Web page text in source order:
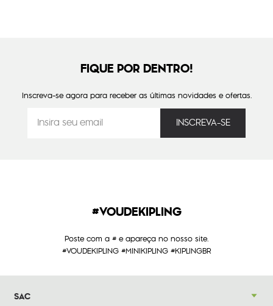
FIQUE POR DENTRO!
Inscreva-se agora para receber as últimas novidades e ofertas.
#VOUDEKIPLING
Poste com a # e apareça no nosso site.
#VOUDEKIPLING #MINIKIPLING #KIPLINGBR
SAC